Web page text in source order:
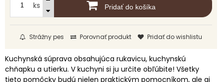
ks Pridať do košíka
Strážny pes Porovnať produkt Pridať do wishlistu
Kuchynská súprava obsahujúca rukavicu, kuchynskú
chňapku a utierku. V kuchyni si ju určite obľúbite! Všetky
tieto pomôcky budú nielen praktickým pomocníkom, ale aj